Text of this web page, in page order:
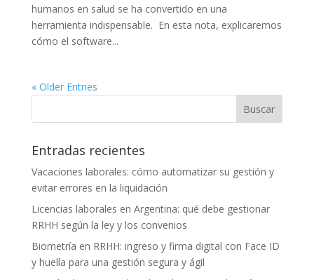
humanos en salud se ha convertido en una
herramienta indispensable. En esta nota, explicaremos
cómo el software...
« Older Entries
Entradas recientes
Vacaciones laborales: cómo automatizar su gestión y
evitar errores en la liquidación
Licencias laborales en Argentina: qué debe gestionar
RRHH según la ley y los convenios
Biometría en RRHH: ingreso y firma digital con Face ID
y huella para una gestión segura y ágil